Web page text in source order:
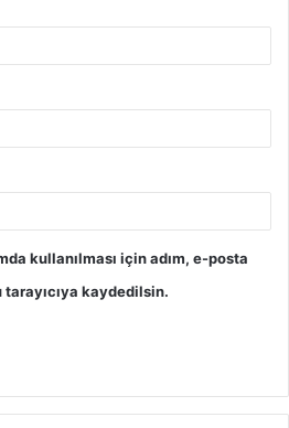
kullanılması için adım, e-posta
kaydedilsin.